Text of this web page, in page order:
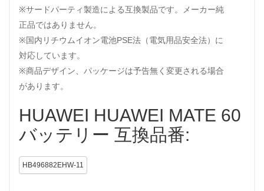
※サードパーティ製造による互換製品です。メーカー純
正品ではありません。
※国内リチウムイオン電池PSE法（電気用品安全法）に
対応しています。
※商品デザイン、パッケージは予告無く変更される場合
があります。
HUAWEI HUAWEI MATE 60
バッテリー 互換品番:
HB496882EHW-11